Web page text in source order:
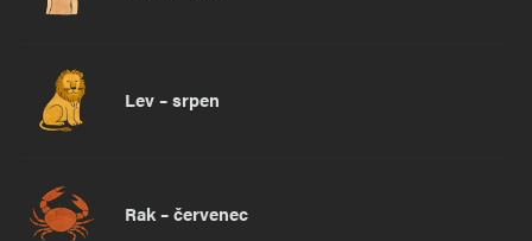
Lev – srpen
Rak – červenec